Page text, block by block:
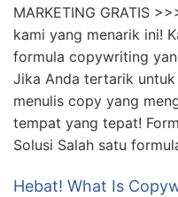
MARKETING GRATIS
kami yang menarik ini!
formula copywriting
Jika Anda tertarik
menulis copy yang
tempat yang tepat!
Solusi Salah satu
Hebat! What Is